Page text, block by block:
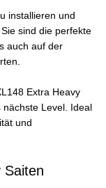
installieren und
sind die perfekte
auch auf der
Extra Heavy
Level. Ideal
und
Saiten